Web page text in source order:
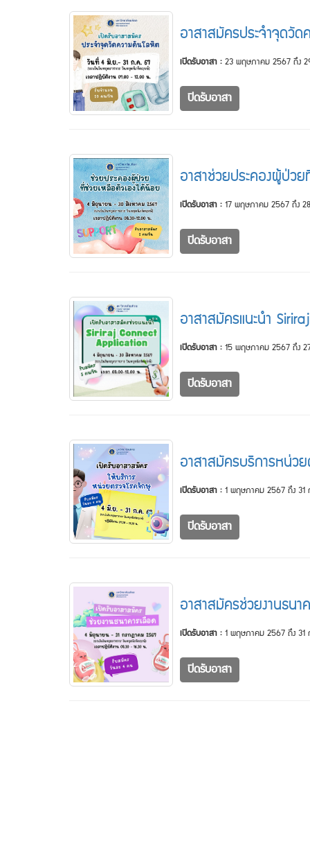
อาสาสมัครประจำจุดวั
เปิดรับอาสา :23 พฤษภาคม 2567 ถึง
ปิดรับอาสา
อาสาช่วยประคองผู้ป่ว
เปิดรับอาสา :17 พฤษภาคม 2567 ถึง
ปิดรับอาสา
อาสาสมัครแนะนำ
เปิดรับอาสา :15 พฤษภาคม 2567 ถึง
ปิดรับอาสา
อาสาสมัครบริการหน่
เปิดรับอาสา :1 พฤษภาคม 2567 ถึง
ปิดรับอาสา
อาสาสมัครช่วยงานธน
เปิดรับอาสา :1 พฤษภาคม 2567 ถึง
ปิดรับอาสา